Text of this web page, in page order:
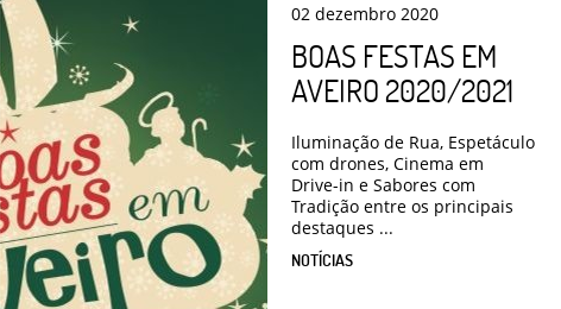
02 dezembro 2020
BOAS FESTAS EM
AVEIRO 2020/2021
Iluminação de Rua, Espetáculo
com drones, Cinema em
Drive-in e Sabores com
Tradição entre os principais
destaques ...
NOTÍCIAS